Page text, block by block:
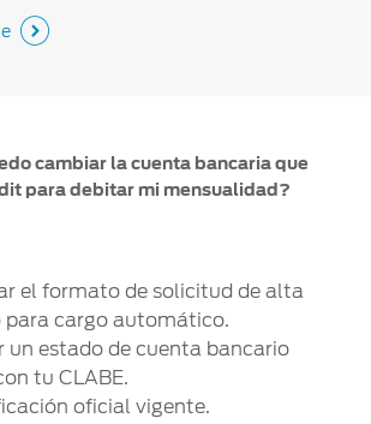
cambiar la cuenta bancaria que
para debitar mi mensualidad?
el formato de solicitud de alta
para cargo automático.
un estado de cuenta bancario
tu CLABE.
oficial vigente.